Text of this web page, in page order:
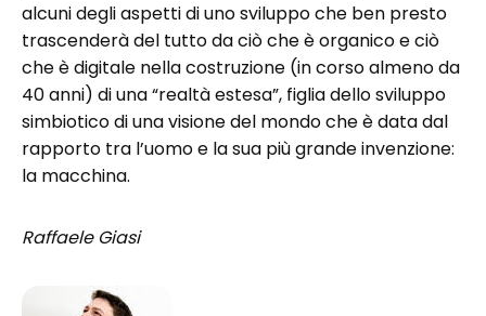
alcuni degli aspetti di uno sviluppo che ben presto
trascenderà del tutto da ciò che è organico e ciò
che è digitale nella costruzione (in corso almeno da
40 anni) di una “realtà estesa”, figlia dello sviluppo
simbiotico di una visione del mondo che è data dal
rapporto tra l’uomo e la sua più grande invenzione:
la macchina.
Raffaele Giasi